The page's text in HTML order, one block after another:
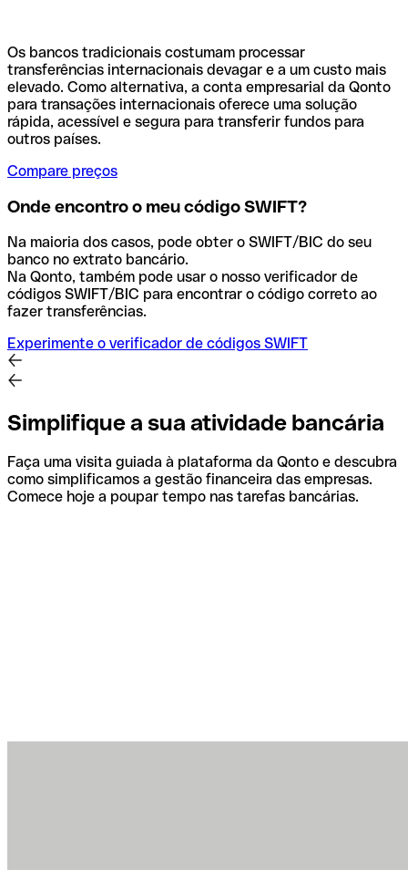
Os bancos tradicionais costumam processar
transferências internacionais devagar e a um custo mais
elevado. Como alternativa, a conta empresarial da Qonto
para transações internacionais oferece uma solução
rápida, acessível e segura para transferir fundos para
outros países.
Compare preços
Onde encontro o meu código SWIFT?
Na maioria dos casos, pode obter o SWIFT/BIC do seu
banco no extrato bancário.
Na Qonto, também pode usar o nosso verificador de
códigos SWIFT/BIC para encontrar o código correto ao
fazer transferências.
Experimente o verificador de códigos SWIFT
Simplifique a sua atividade bancária
Faça uma visita guiada à plataforma da Qonto e descubra
como simplificamos a gestão financeira das empresas.
Comece hoje a poupar tempo nas tarefas bancárias.